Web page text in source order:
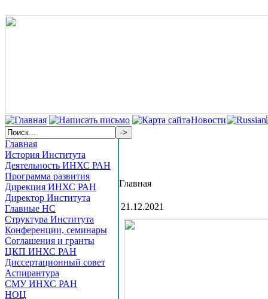
Новости
Главная
История Института
Деятельность ИНХС РАН
Программа развития
Дирекция ИНХС РАН
Директор Института
Главные НС
Структура Института
Конференции, семинары
Соглашения и гранты
ЦКП ИНХС РАН
Диссертационный совет
Аспирантура
СМУ ИНХС РАН
НОЦ
Главная
21.12.2021